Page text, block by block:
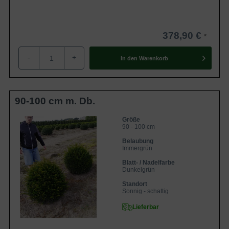
Wenn Sie als Gärtner eine Pflanzung im Frühjahr
bevorzugen, ist es im Falle derTaxus baccata
'Kugeln'
ebenso umsetzbar. Sie müssen bei einer
Frühjahrspflanzung beachten, dass der Boden nicht mehr
Temperaturen begonnen haben. Neben einer
Falle der Containerware sogar möglich das ganze Jahr
über zu Pflanzen. Einzige Ausnahme ist, dass der Boden
nicht gefroren sein darf. Auf unserem Blog finden Sie
alle
Informationen zu den verschiedenen
Wurzelverpackungen
zusammengefasst.
Rückschnitt
Generell ist die Taxus baccata in 'Kugelform'
378,90 €
- + In den Warenkorb
90-100 cm m. Db.
Größe
90 - 100 cm
Belaubung
Immergrün
Blatt- / Nadelfarbe
Dunkelgrün
Standort
Sonnig - schattig
Lieferbar